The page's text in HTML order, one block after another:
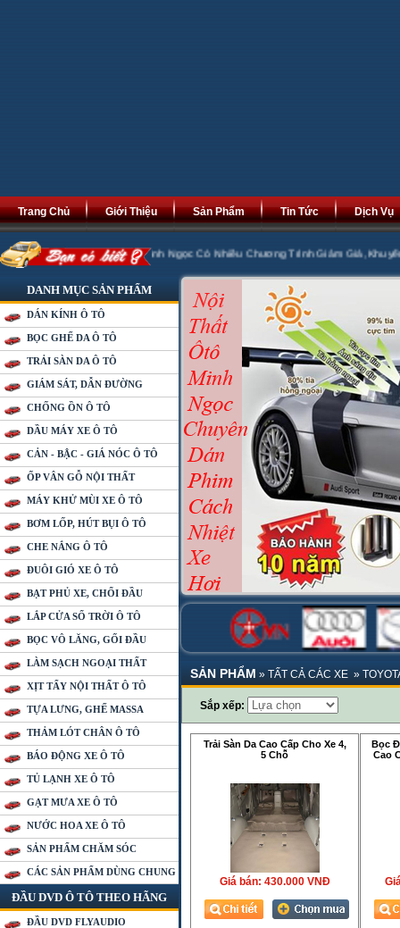
Trang Chủ Giới Thiệu Sản Phẩm Tin Tức Dịch Vụ
Tài Phát Lộc. Minh Ngọc Có Nhiều Chương Trình Giảm Giá ,Khuyến Mại 20%
DANH MỤC SẢN PHẨM
DÁN KÍNH Ô TÔ
BỌC GHẾ DA Ô TÔ
TRẢI SÀN DA Ô TÔ
GIÁM SÁT, DẪN ĐƯỜNG
CHỐNG ỒN Ô TÔ
DẦU MÁY XE Ô TÔ
CẢN - BẬC - GIÁ NÓC Ô TÔ
ỐP VÂN GỖ NỘI THẤT
MÁY KHỬ MÙI XE Ô TÔ
BƠM LỐP, HÚT BỤI Ô TÔ
CHE NẮNG Ô TÔ
ĐUÔI GIÓ XE Ô TÔ
BẠT PHỦ XE, CHỔI ĐẦU
LẮP CỬA SỔ TRỜI Ô TÔ
BỌC VÔ LĂNG, GỐI ĐẦU
LÀM SẠCH NGOẠI THẤT
XỊT TẨY NỘI THẤT Ô TÔ
TỰA LƯNG, GHẾ MASSA
THẢM LÓT CHÂN Ô TÔ
BÁO ĐỘNG XE Ô TÔ
TỦ LẠNH XE Ô TÔ
GẠT MƯA XE Ô TÔ
NƯỚC HOA XE Ô TÔ
SẢN PHẨM CHĂM SÓC
CÁC SẢN PHẨM DÙNG CHUNG
ĐẦU DVD Ô TÔ THEO HÃNG
ĐẦU DVD FLYAUDIO
SẢN PHẨM » TẤT CẢ CÁC XE »
Sắp xếp:
Trải Sàn Da Cao Cấp Cho Xe 4,
5 Chỗ
Giá bán: 430.000 VNÐ
Bọc
Cao